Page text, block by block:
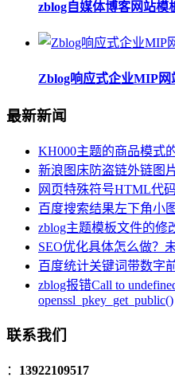
zblog自媒体博客网站模
Zblog响应式企业MIP网
最新新闻
KH000主题的商品模式
新浪图床防盗链外链图
网页特殊符号HTML代
百度搜索结果左下角小
zblog主题模板文件的修
SEO优化具体怎么做？
百度统计关键词带数字
zblog报错Call to
openssl_pkey_get_public()
联系我们
： 13922109517